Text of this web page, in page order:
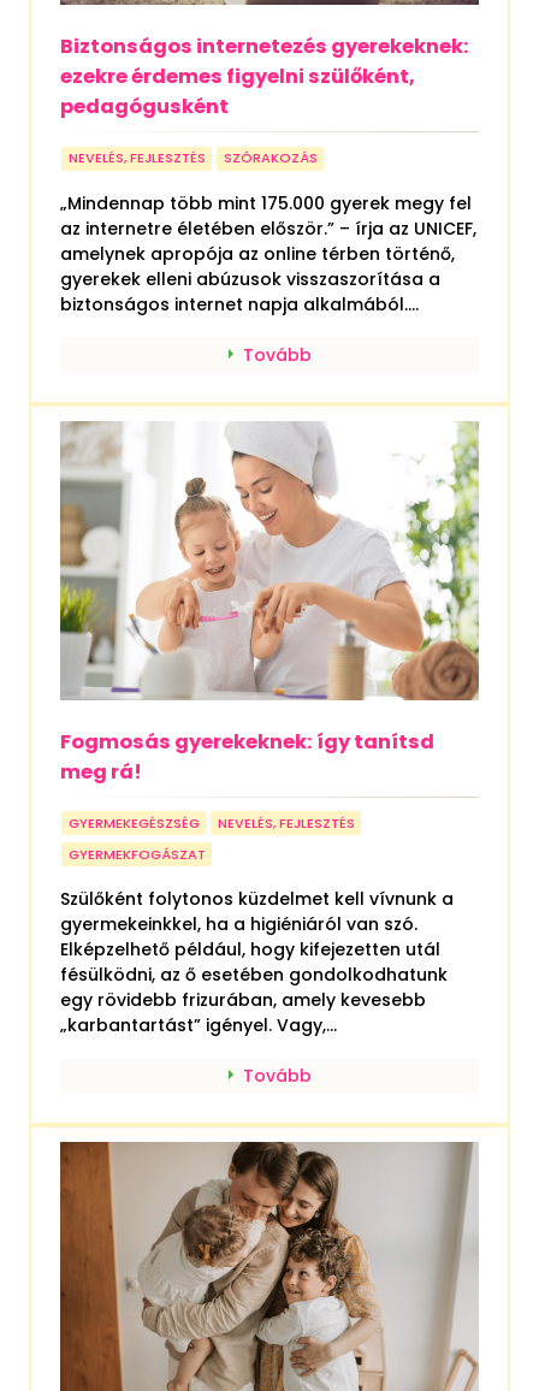
Biztonságos internetezés gyerekeknek:
ezekre érdemes figyelni szülőként,
pedagógusként
NEVELÉS, FEJLESZTÉS SZÓRAKOZÁS
„Mindennap több mint 175.000 gyerek megy fel
az internetre életében először.” – írja az UNICEF,
amelynek apropója az online térben történő,
gyerekek elleni abúzusok visszaszorítása a
biztonságos internet napja alkalmából....
Tovább
Fogmosás gyerekeknek: így tanítsd
meg rá!
GYERMEKEGÉSZSÉG
NEVELÉS, FEJLESZTÉS
GYERMEKFOGÁSZAT
Szülőként folytonos küzdelmet kell vívnunk a
gyermekeinkkel, ha a higiéniáról van szó.
Elképzelhető például, hogy kifejezetten utál
fésülködni, az ő esetében gondolkodhatunk
egy rövidebb frizurában, amely kevesebb
„karbantartást” igényel. Vagy,...
Tovább